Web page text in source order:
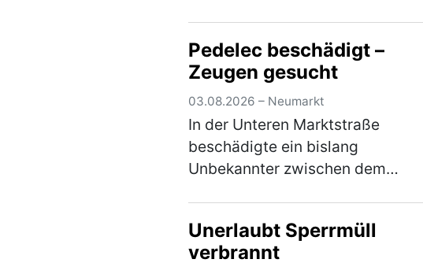
Betäubungsmitteln stand. Die
Weiterfahrt wurde…(mehr)
Pedelec beschädigt –
Zeugen gesucht
03.08.2026 – Neumarkt
In der Unteren Marktstraße
beschädigte ein bislang
Unbekannter zwischen dem
ein verperrt abgestelltes
Fahrrad. Der Täter baute den
Unerlaubt Sperrmüll
verbrannt